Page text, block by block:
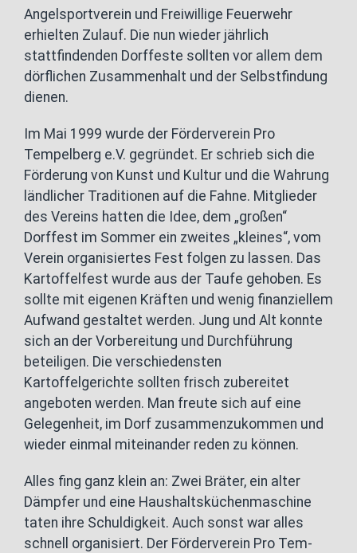
Angelsportverein und Freiwillige Feuerwehr
erhielten Zulauf. Die nun wieder jährlich
stattfindenden Dorffeste sollten vor allem dem
dörflichen Zusammenhalt und der Selbstfindung
dienen.
Im Mai 1999 wurde der Förderverein Pro
Tempelberg e.V. gegründet. Er schrieb sich die
Förderung von Kunst und Kultur und die Wahrung
ländlicher Traditionen auf die Fahne. Mitglieder
des Vereins hatten die Idee, dem „großen“
Dorffest im Sommer ein zweites „kleines“, vom
Verein organisiertes Fest folgen zu lassen. Das
Kartoffelfest wurde aus der Taufe gehoben. Es
sollte mit eigenen Kräften und wenig finanziellem
Aufwand gestaltet werden. Jung und Alt konnte
sich an der Vorbereitung und Durchführung
beteiligen. Die verschiedensten
Kartoffelgerichte sollten frisch zubereitet
angeboten werden. Man freute sich auf eine
Gelegenheit, im Dorf zusammenzukommen und
wieder einmal miteinander reden zu können.
Alles fing ganz klein an: Zwei Bräter, ein alter
Dämpfer und eine Haushaltsküchenmaschine
taten ihre Schuldigkeit. Auch sonst war alles
schnell organisiert. Der Förderverein Pro Tem-